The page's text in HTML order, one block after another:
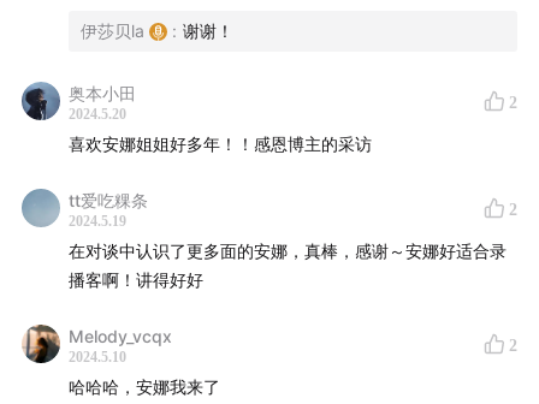
面对恶评的心态转变和成长，直面自己是一件需要
36:15 镜头之下一切都被放大，博主的身份辐射到生活，
安娜变了吗？
39:06 继续聊聊搞钱，博主怎么选择品牌协议价格
有了品牌植入，如何维持个人账号调性
41:45
后是一整个团队的心血
伊莎贝la : 谢谢！
奥本小田
2024.5.20
2
喜欢安娜姐姐好多年！！感恩博主的采访
tt爱吃粿条
2024.5.19
2
在对谈中认识了更多面的安娜，真棒，感谢～安娜好适合录
播客啊！讲得好好
Melody_vcqx
2024.5.10
2
哈哈哈，安娜我来了